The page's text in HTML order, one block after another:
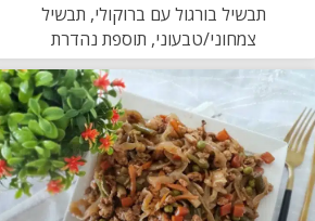
תבשיל בורגול עם ברוקולי, תבשיל
צמחוני/טבעוני, תוספת נהדרת